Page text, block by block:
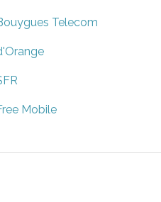
Telecom
Mobile